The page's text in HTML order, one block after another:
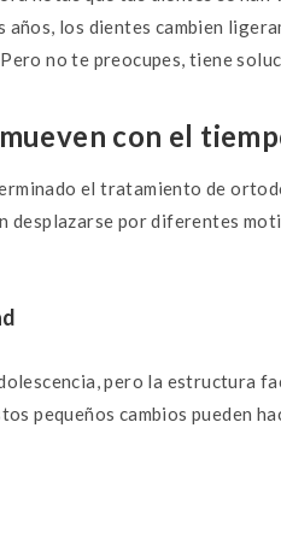
o
o
r A
p
g
er
años, los dientes cambien
no te preocupes, tiene
con el
el tratamiento de
desplazarse por diferentes
pero la estructura
pequeños cambios pueden